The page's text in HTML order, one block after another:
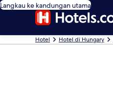
Langkau ke kandungan utama
Hotel Hotel di Hungary